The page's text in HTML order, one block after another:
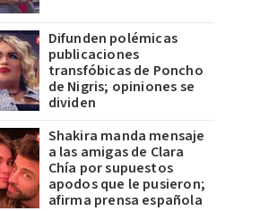
Difunden polémicas
publicaciones
transfóbicas de Poncho
de Nigris; opiniones se
dividen
Shakira manda mensaje
a las amigas de Clara
Chía por supuestos
apodos que le pusieron;
afirma prensa española